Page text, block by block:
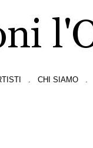
CHI SIAMO